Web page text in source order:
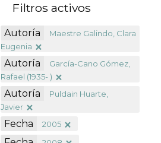
Filtros activos
Autoría
Maestre Galindo, Clara
Eugenia
Autoría
García-Cano Gómez,
Rafael (1935- )
Autoría
Puldain Huarte,
Javier
Fecha 2005